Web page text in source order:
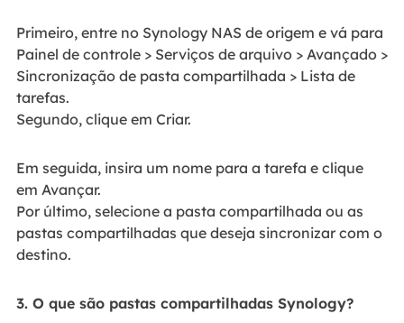
Primeiro, entre no Synology NAS de origem e vá para
Painel de controle > Serviços de arquivo > Avançado >
Sincronização de pasta compartilhada > Lista de
tarefas.
Segundo, clique em Criar.
Em seguida, insira um nome para a tarefa e clique
em Avançar.
Por último, selecione a pasta compartilhada ou as
pastas compartilhadas que deseja sincronizar com o
destino.
3. O que são pastas compartilhadas Synology?